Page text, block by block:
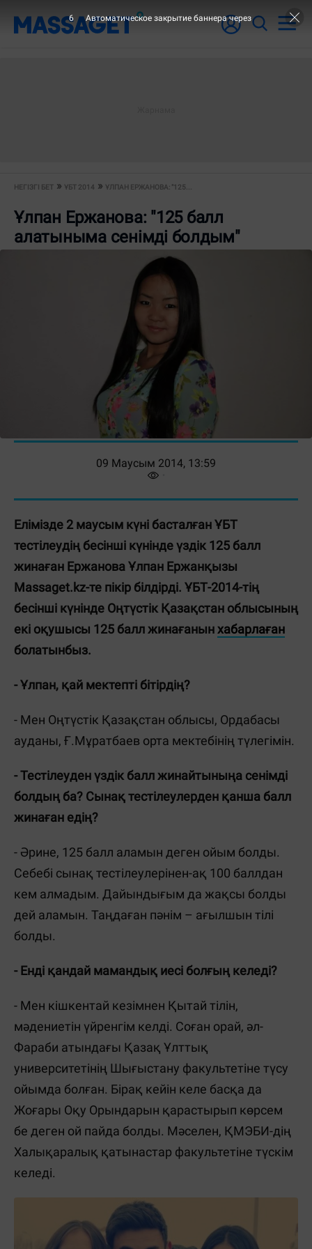
НЕГІЗГІ БЕТ ҰБТ 2014 ҰЛПАН ЕРЖАНОВА: "125...
Ұлпан Ержанова: "125 балл
алатыныма сенімді болдым"
09 Маусым 2014, 13:59
Елімізде 2 маусым күні басталған ҰБТ
тестілеудің бесінші күнінде үздік 125 балл
жинаған Ержанова Ұлпан Ержанқызы
Massaget.kz-те пікір білдірді. ҰБТ-2014-тің
бесінші күнінде Оңтүстік Қазақстан облысының
екі оқушысы 125 балл жинағанынхабарлаған
болатынбыз.
- Ұлпан, қай мектепті бітірдің?
- Мен Оңтүстік Қазақстан облысы, Ордабасы
ауданы, Ғ.Мұратбаев орта мектебінің түлегімін.
- Тестілеуден үздік балл жинайтыныңа сенімді
болдың ба? Сынақ тестілеулерден қанша балл
жинаған едің?
- Әрине, 125 балл аламын деген ойым болды.
Себебі сынақ тестілеулерінен-ақ 100 баллдан
кем алмадым. Дайындығым да жақсы болды
дей аламын. Таңдаған пәнім – ағылшын тілі
болды.
- Енді қандай мамандық иесі болғың келеді?
- Мен кішкентай кезімнен Қытай тілін,
мәдениетін үйренгім келді. Соған орай, әл-
Фараби атындағы Қазақ Ұлттық
университетінің Шығыстану факультетіне түсу
ойымда болған. Бірақ кейін келе басқа да
Жоғары Оқу Орындарын қарастырып көрсем
бе деген ой пайда болды. Мәселен, ҚМЭБИ-дің
Халықаралық қатынастар факультетіне түскім
келеді.
5 Автоматическое закрытие баннера через